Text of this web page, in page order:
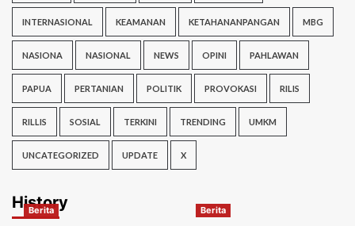
INTERNASIONAL KEAMANAN KETAHANANPANGAN MBG
NASIONA NASIONAL NEWS OPINI PAHLAWAN
PAPUA PERTANIAN POLITIK PROVOKASI RILIS
RILLIS SOSIAL TERKINI TRENDING UMKM
UNCATEGORIZED UPDATE X
History
Berita Berita